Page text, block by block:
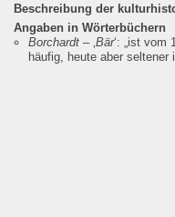
Beschreibung der
Angaben in Wörterbüchern
Borchardt – ‚Bär‘: „ist vom
häufig, heute aber seltener